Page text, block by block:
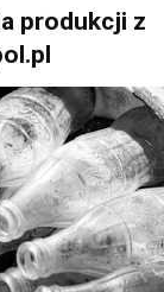
produkcji z